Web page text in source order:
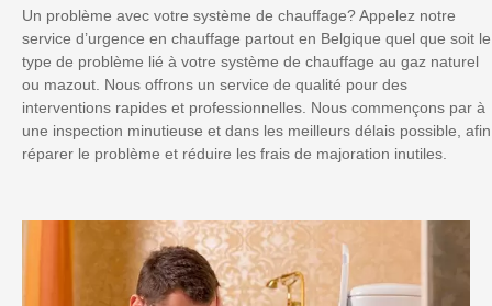
Un problème avec votre système de chauffage? Appelez notre
service d’urgence en chauffage partout en Belgique quel que soit le
type de problème lié à votre système de chauffage au gaz naturel
ou mazout. Nous offrons un service de qualité pour des
interventions rapides et professionnelles. Nous commençons par à
une inspection minutieuse et dans les meilleurs délais possible, afin
réparer le problème et réduire les frais de majoration inutiles.